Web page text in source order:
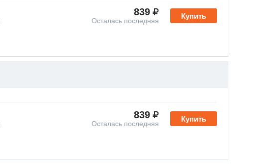
Купить
839
Осталась последняя
Купить
839
Осталась последняя